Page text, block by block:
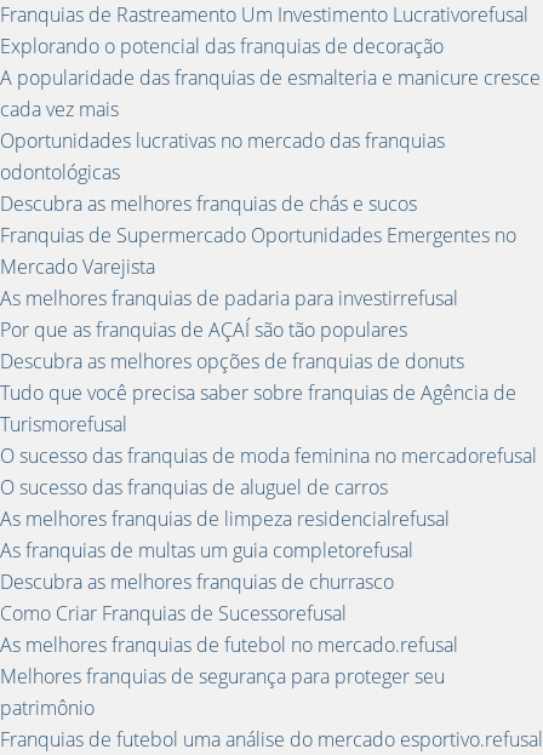
Franquias de Rastreamento Um Investimento Lucrativorefusal
Explorando o potencial das franquias de decoração
A popularidade das franquias de esmalteria e manicure cresce
cada vez mais
Oportunidades lucrativas no mercado das franquias
odontológicas
Descubra as melhores franquias de chás e sucos
Franquias de Supermercado Oportunidades Emergentes no
Mercado Varejista
As melhores franquias de padaria para investirrefusal
Por que as franquias de AÇAÍ são tão populares
Descubra as melhores opções de franquias de donuts
Tudo que você precisa saber sobre franquias de Agência de
Turismorefusal
O sucesso das franquias de moda feminina no mercadorefusal
O sucesso das franquias de aluguel de carros
As melhores franquias de limpeza residencialrefusal
As franquias de multas um guia completorefusal
Descubra as melhores franquias de churrasco
Como Criar Franquias de Sucessorefusal
As melhores franquias de futebol no mercado.refusal
Melhores franquias de segurança para proteger seu
patrimônio
Franquias de futebol uma análise do mercado esportivo.refusal